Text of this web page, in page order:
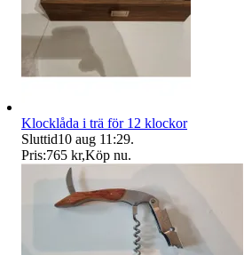
Klocklåda i trä för 12 klockor
Sluttid10 aug 11:29.
Pris:765 kr,Köp nu.